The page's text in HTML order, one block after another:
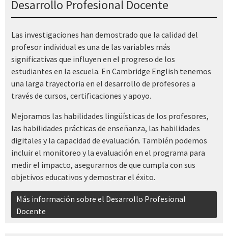
Desarrollo Profesional Docente
Las investigaciones han demostrado que la calidad del
profesor individual es una de las variables más
significativas que influyen en el progreso de los
estudiantes en la escuela. En Cambridge English tenemos
una larga trayectoria en el desarrollo de profesores a
través de cursos, certificaciones y apoyo.
Mejoramos las habilidades lingüísticas de los profesores,
las habilidades prácticas de enseñanza, las habilidades
digitales y la capacidad de evaluación. También podemos
incluir el monitoreo y la evaluación en el programa para
medir el impacto, asegurarnos de que cumpla con sus
objetivos educativos y demostrar el éxito.
Más información sobre el Desarrollo Profesional
Docente